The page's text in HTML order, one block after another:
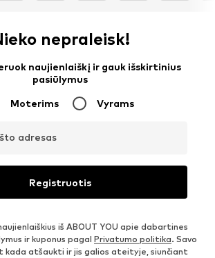
nepraleisk!
naujienlaiškį ir gauk išskirtinius
pasiūlymus
Moterims Vyrams
adresas
Registruotis
iš ABOUT YOU apie dabartines
ir kuponus pagal Privatumo politika. Savo
kada atšaukti ir jis galios ateityje, siunčiant